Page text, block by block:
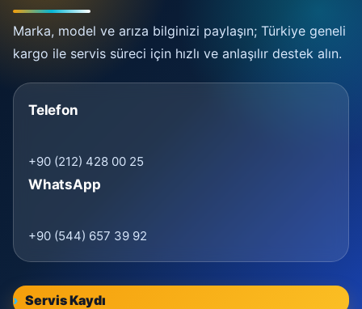
Marka, model ve arıza bilginizi paylaşın; Türkiye geneli
kargo ile servis süreci için hızlı ve anlaşılır destek alın.
Telefon
+90 (212) 428 00 25
WhatsApp
+90 (544) 657 39 92
Servis Kaydı